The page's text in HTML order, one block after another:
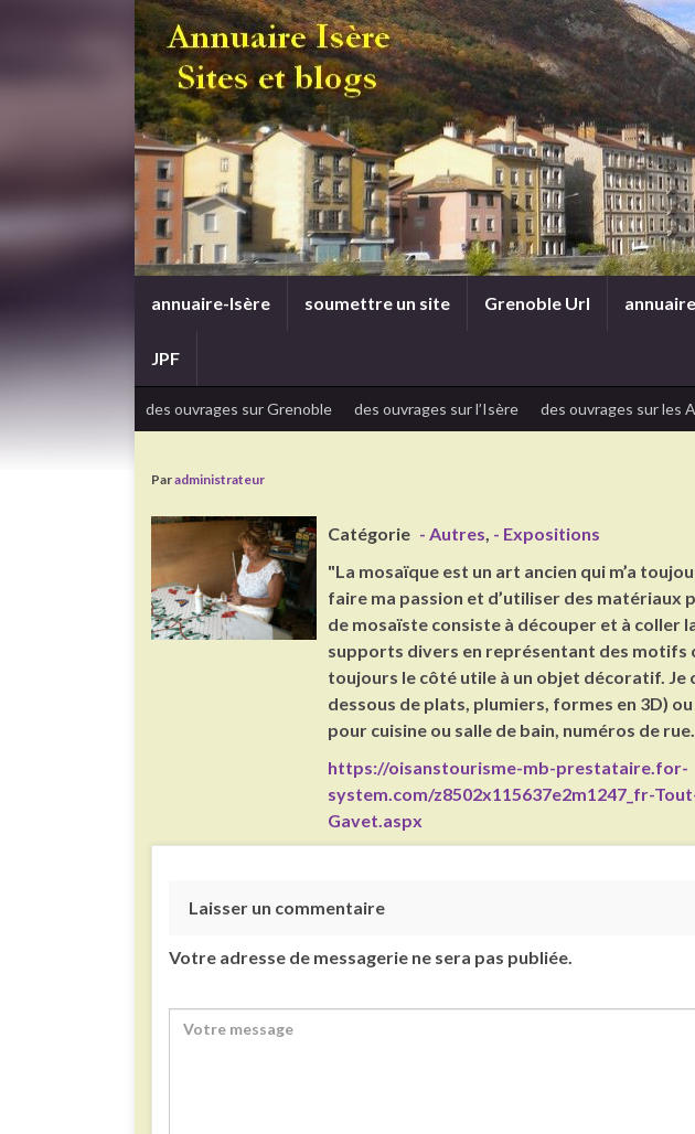
annuaire-Isère soumettre un site Grenoble Url
JPF
des ouvrages sur Grenoble des ouvrages sur l’Isère des ouvrages sur les
Paradministrateur
Catégorie - Autres, - Expositions
"La mosaïque est un art ancien qui m’a
faire ma passion et d’utiliser des matériaux
de mosaïste consiste à découper et à coller
supports divers en représentant des motifs
toujours le côté utile à un objet décoratif. Je
dessous de plats, plumiers, formes en 3D)
pour cuisine ou salle de bain, numéros de
https://oisanstourisme-mb-prestataire.for-
system.com/z8502x115637e2m1247_fr-
Gavet.aspx
Laisser un commentaire
Votre adresse de messagerie ne sera pas publiée.